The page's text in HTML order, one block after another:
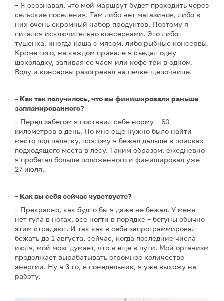
– Я осознавал, что мой маршрут будет проходить через
сельские поселения. Там либо нет магазинов, либо в
них очень скромный набор продуктов. Поэтому я
питался исключительно консервами. Это либо
тушенка, иногда каша с мясом, либо рыбные консервы.
Кроме того, на каждом привале я съедал одну
шоколадку, запивая ее чаем или кофе три в одном.
Воду и консервы разогревал на печке-щепочнице.
– Как так получилось, что вы финишировали раньше
запланированного?
– Перед забегом я поставил себе норму – 60
километров в день. Но мне еще нужно было найти
место под палатку, поэтому я бежал дальше в поисках
подходящего места в лесу. Таким образом, ежедневно
я пробегал больше положенного и финишировал уже
27 июля.
– Как вы себя сейчас чувствуете?
– Прекрасно, как будто бы я даже не бежал. У меня
нет гула в ногах, все ногти в порядке – бегуны обычно
этим страдают. И так как я себя запрограммировал
бежать до 1 августа, сейчас, когда последние числа
июля, мой мозг думает, что я еще в пути. Мой организм
продолжает вырабатывать огромное количество
энергии. Ну а 3-го, в понедельник, я уже выхожу на
работу.